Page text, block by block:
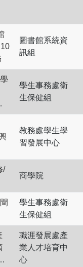
圖書館系統資
訊組
學生事務處衛
生保健組
教務處學生學
習發展中心
/
商學院
學生事務處衛
生保健組
職涯發展處產
業人才培育中
心